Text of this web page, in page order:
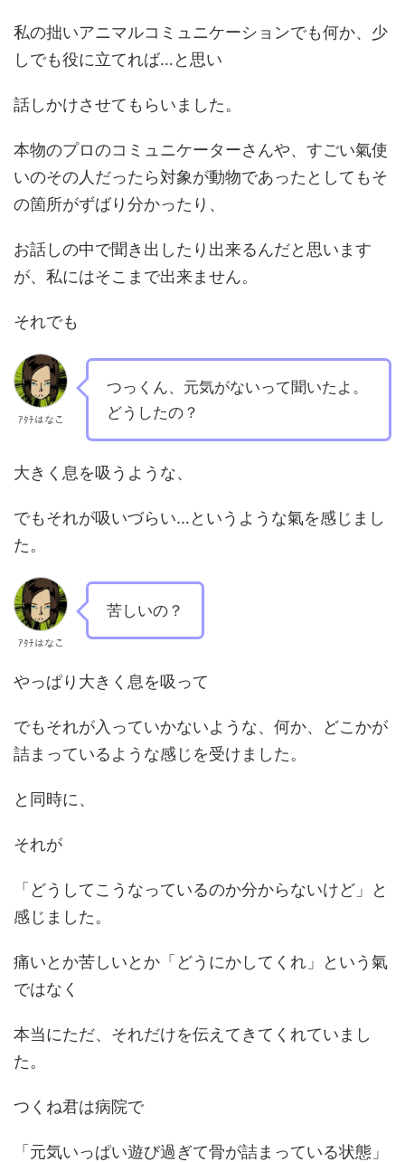
私の拙いアニマルコミュニケーションでも何か、少
しでも役に立てれば…と思い
話しかけさせてもらいました。
本物のプロのコミュニケーターさんや、すごい氣使
いのその人だったら対象が動物であったとしてもそ
の箇所がずばり分かったり、
お話しの中で聞き出したり出来るんだと思います
が、私にはそこまで出来ません。
それでも
ｱﾀﾁはなこ
つっくん、元気がないって聞いたよ。
どうしたの？
大きく息を吸うような、
でもそれが吸いづらい…というような氣を感じまし
た。
ｱﾀﾁはなこ
苦しいの？
やっぱり大きく息を吸って
でもそれが入っていかないような、何か、どこかが
詰まっているような感じを受けました。
と同時に、
それが
「どうしてこうなっているのか分からないけど」と
感じました。
痛いとか苦しいとか「どうにかしてくれ」という氣
ではなく
本当にただ、それだけを伝えてきてくれていまし
た。
つくね君は病院で
「元気いっぱい遊び過ぎて骨が詰まっている状態」